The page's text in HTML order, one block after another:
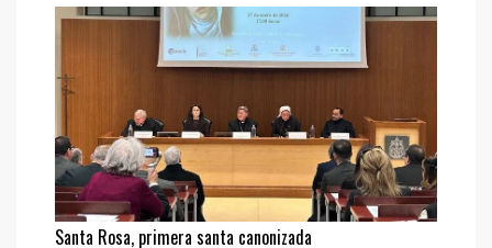
Santa Rosa, primera santa canonizada